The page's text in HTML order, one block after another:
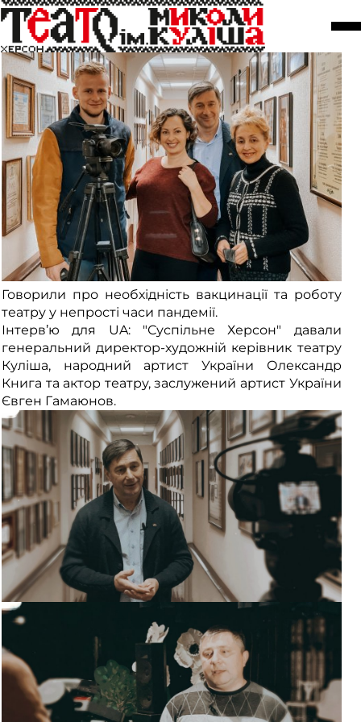
Інтерв'ю для ЗМІ та... не про свято
16 листопада
Говорили про необхідність вакцинації та роботу
театру у непрості часи пандемії.
Інтерв’ю для UA: "Суспільне Херсон" давали
генеральний директор-художній керівник театру
Куліша, народний артист України Олександр
Книга та актор театру, заслужений артист України
Євген Гамаюнов.